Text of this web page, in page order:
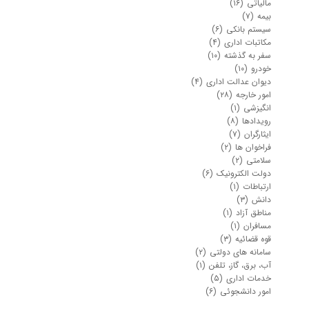
مالیاتی (۱۶)
بیمه (۷)
سیستم بانکی (۶)
مکاتبات اداری (۴)
سفر به گذشته (۱۰)
خودرو (۱۰)
دیوان عدالت اداری (۴)
امور خارجه (۲۸)
انگیزشی (۱)
رویدادها (۸)
ایثارگران (۷)
فراخوان ها (۲)
سلامتی (۲)
دولت الکترونیک (۶)
ارتباطات (۱)
دانش (۳)
مناطق آزاد (۱)
مسافران (۱)
قوه قضائیه (۳)
سامانه های دولتی (۲)
آب، برق، گاز، تلفن (۱)
خدمات اداری (۵)
امور دانشجوئی (۶)